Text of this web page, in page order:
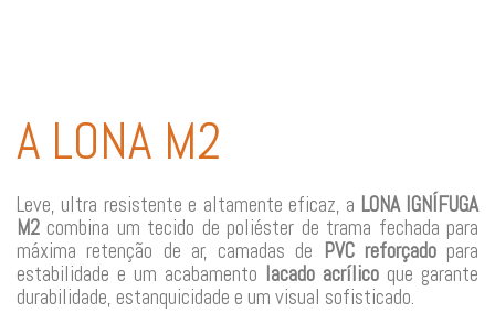
A LONA M2
Leve, ultra resistente e altamente eficaz, a LONA IGNÍFUGA
M2 combina um tecido de poliéster de trama fechada para
máxima retenção de ar, camadas de PVC reforçadopara
estabilidade e um acabamento lacado acrílico que garante
durabilidade, estanquicidade e um visual sofisticado.